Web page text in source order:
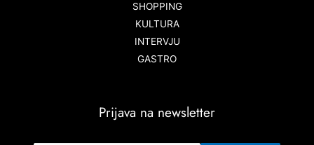
SHOPPING
KULTURA
INTERVJU
GASTRO
Prijava na newsletter